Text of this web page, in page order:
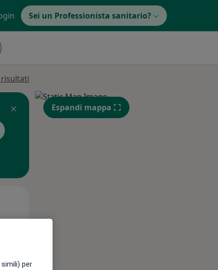
Sei un Professionista sanitario?
Espandi mappa
per